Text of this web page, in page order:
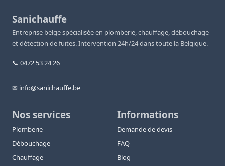
Sanichauffe
Entreprise belge spécialisée en plomberie, chauffage, débouchage
et détection de fuites. Intervention 24h/24 dans toute la Belgique.
📞 0472 53 24 26
✉ info@sanichauffe.be
Nos services
Plomberie
Débouchage
Chauffage
Informations
Demande de devis
FAQ
Blog